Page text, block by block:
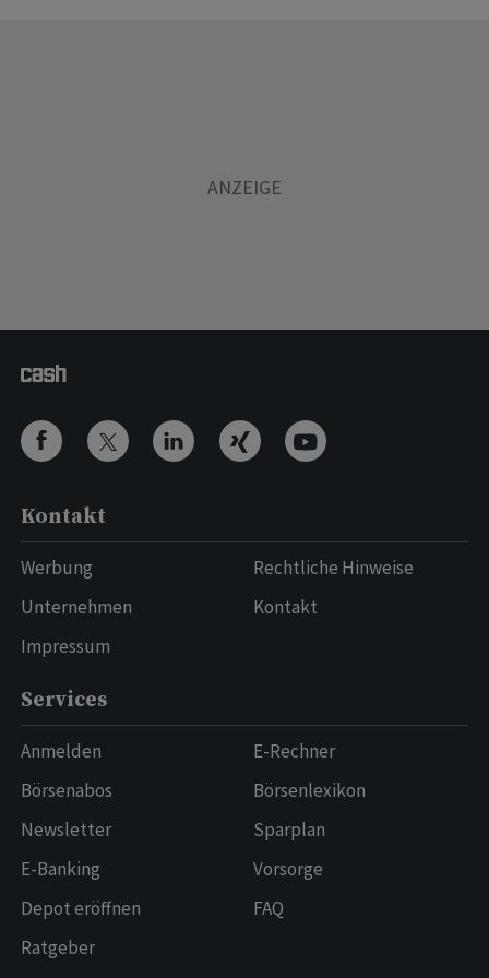
Kontakt
Werbung
Unternehmen
Impressum
Rechtliche Hinweise
Kontakt
Services
Anmelden
Börsenabos
Newsletter
E-Banking
Depot eröffnen
Ratgeber
E-Rechner
Börsenlexikon
Sparplan
Vorsorge
FAQ